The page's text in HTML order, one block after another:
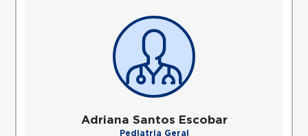
Adriana Santos Escobar
Pediatria Geral